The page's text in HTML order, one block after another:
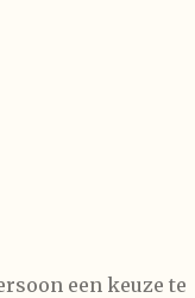
een keuze te